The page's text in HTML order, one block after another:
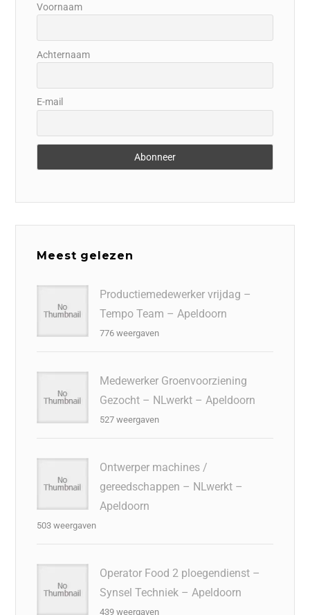
Voornaam
Achternaam
E-mail
Meest gelezen
Productiemedewerker vrijdag –
Tempo Team – Apeldoorn
776 weergaven
Medewerker Groenvoorziening
Gezocht – NLwerkt – Apeldoorn
527 weergaven
Ontwerper machines /
gereedschappen – NLwerkt –
Apeldoorn
503 weergaven
Operator Food 2 ploegendienst –
Synsel Techniek – Apeldoorn
439 weergaven